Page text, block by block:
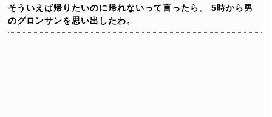
そういえば帰りたいのに帰れないって言ったら。
5時から男
のグロンサンを思い出したわ。